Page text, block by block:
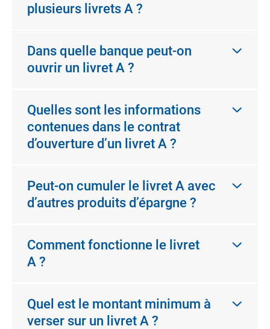
plusieurs livrets A ?
Dans quelle banque peut-on
ouvrir un livret A ?
Quelles sont les informations
contenues dans le contrat
d’ouverture d’un livret A ?
Peut-on cumuler le livret A avec
d’autres produits d’épargne ?
Comment fonctionne le livret
A ?
Quel est le montant minimum à
verser sur un livret A ?